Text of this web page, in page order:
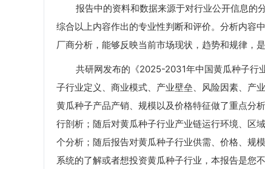
报告中的资料和数据来源于对行业公开信息的
综合以上内容作出的专业性判断和评价。分析内容
厂商分析，能够反映当前市场现状，趋势和规律，
共研网发布的《2025-2031年中国黄瓜种子行业
子行业定义、商业模式、产业壁垒、风险因素、产
黄瓜种子产品产销、规模以及价格特征做了重点分
行剖析；随后对黄瓜种子行业产业链运行环境、区
个分析；随后报告对黄瓜种子行业供需、价格、规
系统的了解或者想投资黄瓜种子行业，本报告是您